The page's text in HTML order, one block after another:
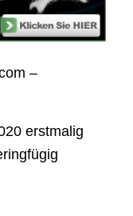
–
erstmalig